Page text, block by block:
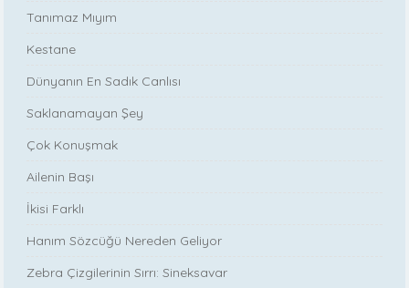
Tanımaz Mıyım
Kestane
Dünyanın En Sadık Canlısı
Saklanamayan Şey
Çok Konuşmak
Ailenin Başı
İkisi Farklı
Hanım Sözcüğü Nereden Geliyor
Zebra Çizgilerinin Sırrı: Sineksavar